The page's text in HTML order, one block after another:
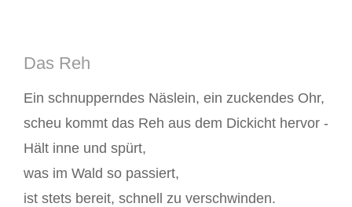
Das Reh
Ein schnupperndes Näslein, ein zuckendes Ohr,
scheu kommt das Reh aus dem Dickicht hervor -
Hält inne und spürt,
was im Wald so passiert,
ist stets bereit, schnell zu verschwinden.